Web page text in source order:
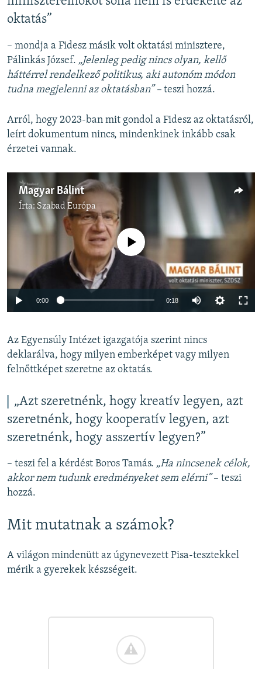
1080p
oktatás”
– mondja a Fidesz másik volt oktatási minisztere,
Pálinkás József. „Jelenleg pedig nincs olyan, kellő
háttérrel rendelkező politikus, aki autonóm módon
tudna megjelenni az oktatásban” – teszi hozzá.
Arról, hogy 2023-ban mit gondol a Fidesz az oktatásról,
leírt dokumentum nincs, mindenkinek inkább csak
érzetei vannak.
Magyar Bálint
Írta: Szabad Európa
Auto 240p 360p 480p
Jelenleg nincs elérhető tartalom
0:00 0:18
360p
480p
1080p
Az Egyensúly Intézet igazgatója szerint nincs
deklarálva, hogy milyen emberképet vagy milyen
felnőttképet szeretne az oktatás.
„Azt szeretnénk, hogy kreatív legyen, azt
szeretnénk, hogy kooperatív legyen, azt
szeretnénk, hogy asszertív legyen?”
– teszi fel a kérdést Boros Tamás. „Ha nincsenek célok,
akkor nem tudunk eredményeket sem elérni”– teszi
hozzá.
Mit mutatnak a számok?
A világon mindenütt az úgynevezett Pisa-tesztekkel
mérik a gyerekek készségeit.